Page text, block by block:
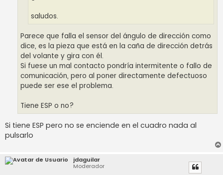
saludos.
Parece que falla el sensor del ángulo de dirección como
dice, es la pieza que está en la caña de dirección detrás
del volante y gira con él.
Si fuese un mal contacto pondría intermitente o fallo de
comunicación, pero al poner directamente defectuoso
puede ser ese el problema.
Tiene ESP o no?
Si tiene ESP pero no se enciende en el cuadro nada al
pulsarlo
jdaguilar
Moderador